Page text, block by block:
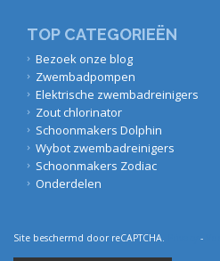
TOP CATEGORIEËN
Bezoek onze blog
Zwembadpompen
Elektrische zwembadreinigers
Zout chlorinator
Schoonmakers Dolphin
Wybot zwembadreinigers
Schoonmakers Zodiac
Onderdelen
Site beschermd door reCAPTCHA. -